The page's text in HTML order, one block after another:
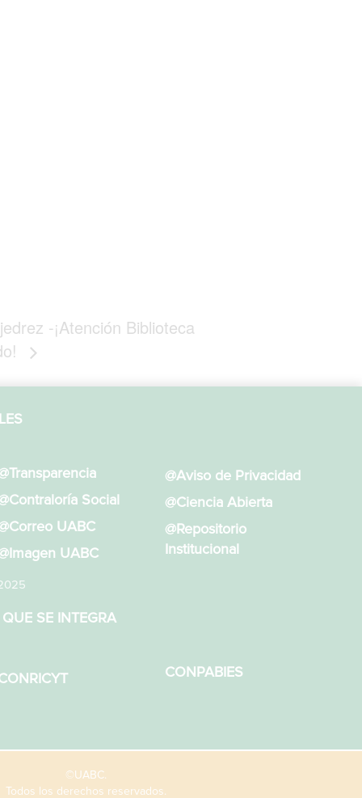
-¡Atención Biblioteca
Social
UABC
UABC
@Aviso de Privacidad
@Ciencia Abierta
@Repositorio
Institucional
SE INTEGRA
CONPABIES
©UABC.
Todos los derechos reservados.